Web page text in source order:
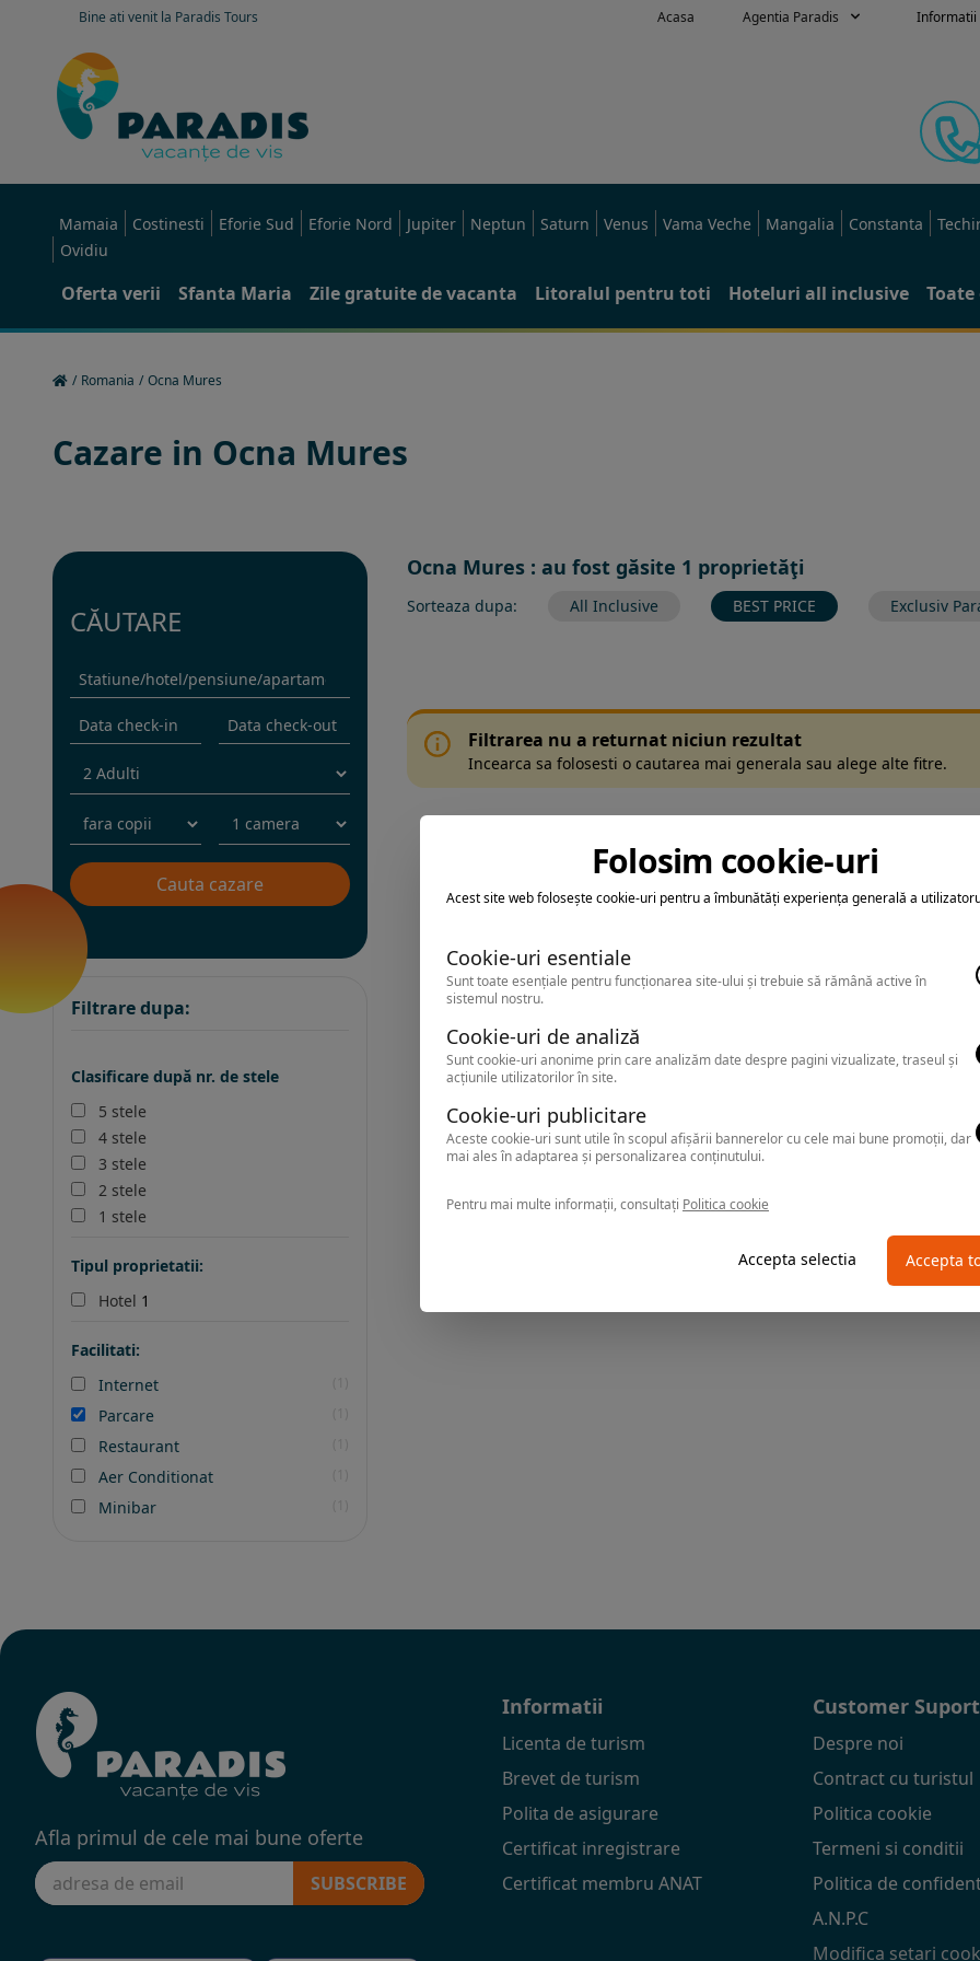
Bine ati venit la Paradis Tours Acasa Agentia Paradis Informatii
Mamaia Costinesti Eforie Sud Eforie Nord Jupiter Neptun Saturn Venus Vama Veche Mangalia Constanta
Ovidiu
Oferta verii Sfanta Maria Zile gratuite de vacanta Litoralul pentru toti Hoteluri all inclusive
/ Romania / Ocna Mures
Cazare in Ocna Mures
CĂUTARE
Filtrare dupa:
Clasificare după nr. de stele
5 stele
4 stele
3 stele
2 stele
1 stele
Tipul proprietatii:
Hotel 1
Facilitati:
Internet
Parcare
Restaurant
Aer Conditionat
Minibar
Ocna Mures : au fost găsite 1 proprietăţi
Sorteaza dupa: All Inclusive BEST PRICE Exclusiv
Filtrarea nu a returnat niciun rezultat
Incearca sa folosesti o cautarea mai generala sau alege alte fitre.
Afla primul de cele mai bune oferte
SUBSCRIBE
Informatii
Licenta de turism
Brevet de turism
Polita de asigurare
Certificat inregistrare
Certificat membru ANAT
Customer Suport
Despre noi
Contract cu turistul
Politica cookie
Termeni si conditii
Politica de
A.N.P.C
Modifica setari
Folosim cookie-uri
Acest site web folosește cookie-uri pentru a îmbunătăți experiența generală a
Cookie-uri esentiale
Sunt toate esențiale pentru funcționarea site-ului și trebuie să rămână active în
sistemul nostru.
Cookie-uri de analiză
Sunt cookie-uri anonime prin care analizăm date despre pagini vizualizate, traseul și
acțiunile utilizatorilor în site.
Cookie-uri publicitare
Aceste cookie-uri sunt utile în scopul afișării bannerelor cu cele mai bune promoții, dar
mai ales în adaptarea și personalizarea conținutului.
Pentru mai multe informații, consultați Politica cookie
Accepta selectia Accepta